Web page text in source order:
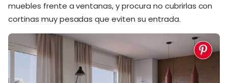
muebles frente a ventanas, y procura no cubrirlas con
cortinas muy pesadas que eviten su entrada.